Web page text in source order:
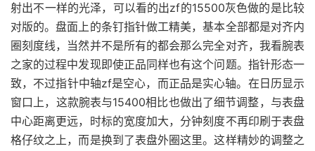
射出不一样的光泽，可以看的出zf的15500灰色做的是比较
对版的。盘面上的条钉指针做工精美，基本全部都是对齐内
圈刻度线，当然并不是所有的都会那么完全对齐，我看腕表
之家的过程中发现即使正品同样也有这个问题。指针形态一
致，不过指针中轴zf是空心，而正品是实心轴。在日历显示
窗口上，这款腕表与15400相比也做出了细节调整，与表盘
中心距离更远，时标的宽度加大，分钟刻度不再印刷于表盘
格仔纹之上，而是换到了表盘外圈这里。这样精妙的调整之